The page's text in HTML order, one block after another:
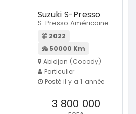
Suzuki S-Presso
S-Presso Américaine
2022
50000 Km
Abidjan (Cocody)
Particulier
Posté il y a 1 année
3 800 000